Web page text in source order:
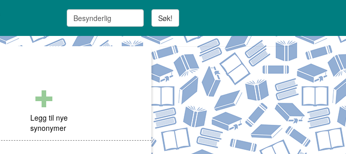
Søk!
Legg til nye
synonymer